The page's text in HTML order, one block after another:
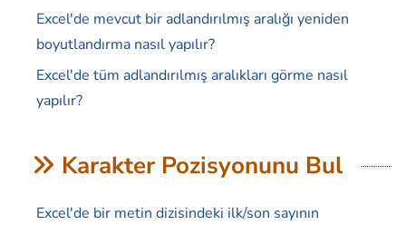
Excel'de mevcut bir adlandırılmış aralığı yeniden
boyutlandırma nasıl yapılır?
Excel'de tüm adlandırılmış aralıkları görme nasıl
yapılır?
Karakter Pozisyonunu Bul
Excel'de bir metin dizisindeki ilk/son sayının